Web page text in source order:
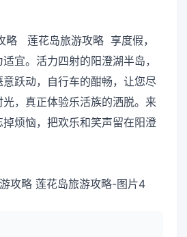
莲花岛旅游攻略 享度假，
宜。活力四射的阳澄湖半岛，
跃动，自行车的酣畅，让您尽
，真正体验乐活族的洒脱。来
烦恼，把欢乐和笑声留在阳澄